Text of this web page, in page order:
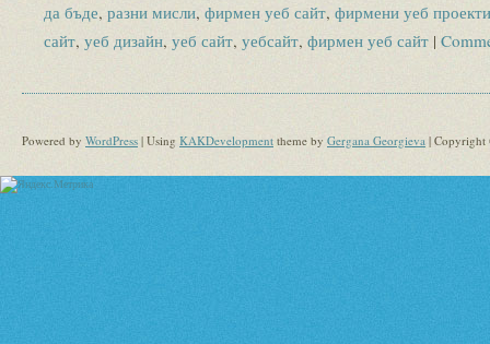
да бъде, разни мисли, фирмен уеб сайт, фирмени уеб проекти
сайт, уеб дизайн, уеб сайт, уебсайт, фирмен уеб сайт |
Powered by WordPress | Using KAKDevelopment theme by Gergana Georgieva | Copyright